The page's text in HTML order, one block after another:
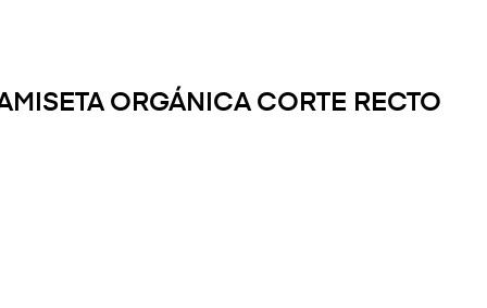
ORGÁNICA CORTE RECTO